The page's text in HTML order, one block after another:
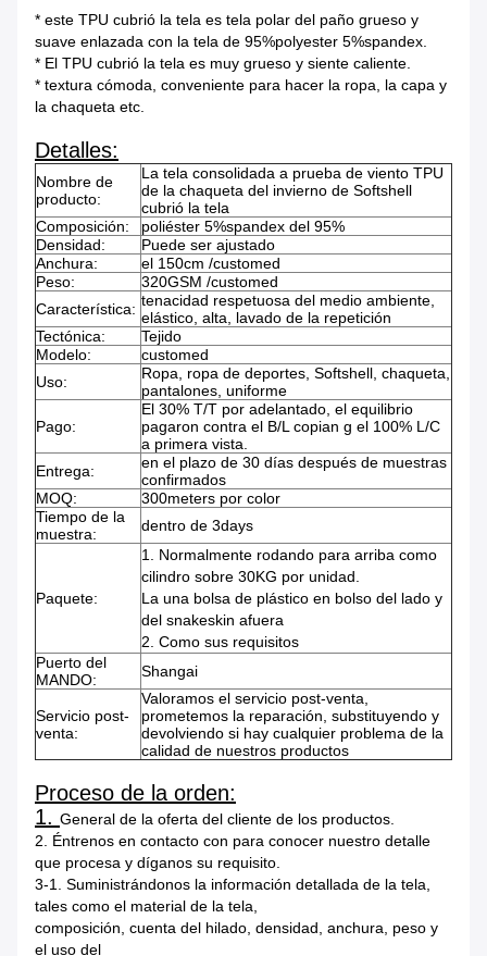
* este TPU cubrió la tela es tela polar del paño grueso y
suave enlazada con la tela de 95%polyester 5%spandex.
* El TPU cubrió la tela es muy grueso y siente caliente.
* textura cómoda, conveniente para hacer la ropa, la capa y
la chaqueta etc.
Detalles:
Nombre de
producto:
La tela consolidada a prueba de viento TPU
de la chaqueta del invierno de Softshell
cubrió la tela
Composición:
poliéster 5%spandex del 95%
Densidad:
Puede ser ajustado
Anchura:
el 150cm /customed
Peso:
320GSM /customed
Característica: tenacidad respetuosa del medio ambiente,
elástico, alta, lavado de la repetición
Tectónica:
Tejido
Modelo:
customed
Uso:
Ropa, ropa de deportes, Softshell, chaqueta,
pantalones, uniforme
Pago:
El 30% T/T por adelantado, el equilibrio
pagaron contra el B/L copian g el 100% L/C
a primera vista.
Entrega:
en el plazo de 30 días después de muestras
confirmados
MOQ:
300meters por color
Tiempo de la
muestra:
dentro de 3days
Paquete:
1. Normalmente rodando para arriba como
cilindro sobre 30KG por unidad.
La una bolsa de plástico en bolso del lado y
del snakeskin afuera
2. Como sus requisitos
Puerto del
MANDO:
Shangai
Servicio post-
venta:
Valoramos el servicio post-venta,
prometemos la reparación, substituyendo y
devolviendo si hay cualquier problema de la
calidad de nuestros productos
Proceso de la orden:
1. General de la oferta del cliente de los productos.
2. Éntrenos en contacto con para conocer nuestro detalle
que procesa y díganos su requisito.
3-1. Suministrándonos la información detallada de la tela,
tales como el material de la tela,
composición, cuenta del hilado, densidad, anchura, peso y
el uso del